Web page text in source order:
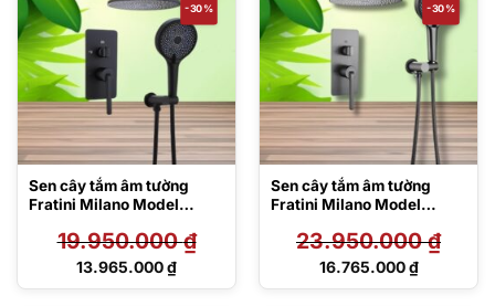
-30%
Sen cây tắm âm tường
Fratini Milano Model
19.950.000₫
Giá
13.965.000₫
Giá
-30%
Sen cây tắm âm tường
Fratini Milano Model
23.950.000₫
Giá
16.765.000₫
Giá